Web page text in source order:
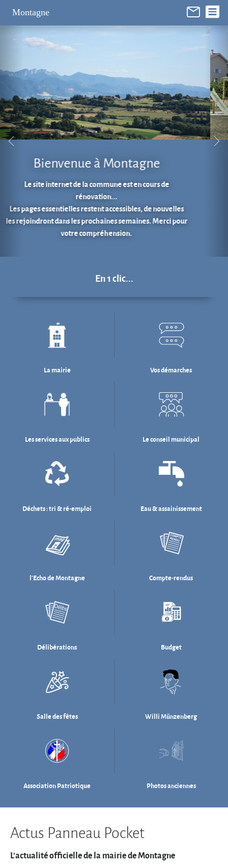
Montagne
Aire de jeux au cœur du village.
En 1 clic...
La mairie Vos démarches
Les services aux publics Le conseil municipal
Déchets : tri & ré-emploi Eau & assainissement
l'Echo de Montagne Compte-rendus
Délibérations Budget
Salle des fêtes Willi Münzenberg
Association Patriotique Photos anciennes
Actus Panneau Pocket
L'actualité officielle de la mairie de Montagne